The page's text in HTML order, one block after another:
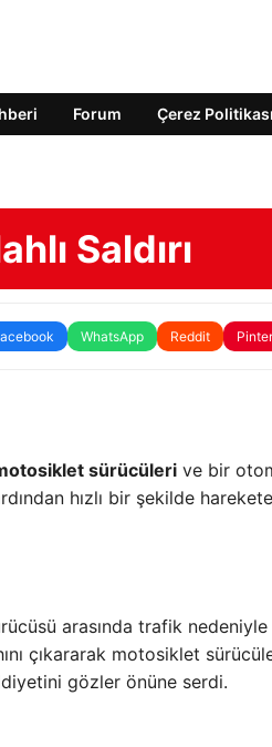
Forum Çerez Politikası
Saldırı
WhatsApp Reddit
sürücüleri ve bir
hızlı bir şekilde harekete
arasında trafik
çıkararak motosiklet
gözler önüne serdi.